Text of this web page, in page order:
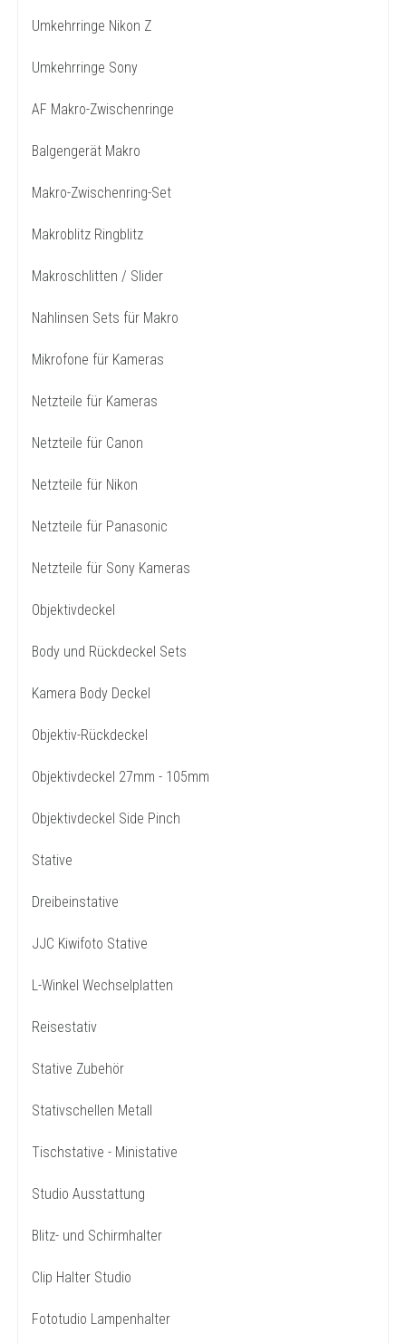
Umkehrringe Nikon Z
Umkehrringe Sony
AF Makro-Zwischenringe
Balgengerät Makro
Makro-Zwischenring-Set
Makroblitz Ringblitz
Makroschlitten / Slider
Nahlinsen Sets für Makro
Mikrofone für Kameras
Netzteile für Kameras
Netzteile für Canon
Netzteile für Nikon
Netzteile für Panasonic
Netzteile für Sony Kameras
Objektivdeckel
Body und Rückdeckel Sets
Kamera Body Deckel
Objektiv-Rückdeckel
Objektivdeckel 27mm - 105mm
Objektivdeckel Side Pinch
Stative
Dreibeinstative
JJC Kiwifoto Stative
L-Winkel Wechselplatten
Reisestativ
Stative Zubehör
Stativschellen Metall
Tischstative - Ministative
Studio Ausstattung
Blitz- und Schirmhalter
Clip Halter Studio
Fototudio Lampenhalter